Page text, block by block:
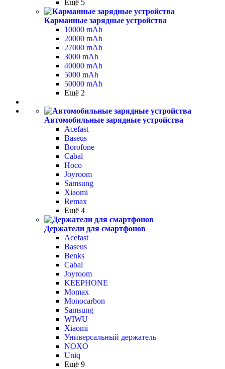
Ещё 5
Карманные зарядные устройства
10000 mAh
20000 mAh
27000 mAh
3000 mAh
40000 mAh
5000 mAh
50000 mAh
Ещё 2
Автомобильные зарядные устройства
Acefast
Baseus
Borofone
Cabal
Hoco
Joyroom
Samsung
Xiaomi
Remax
Ещё 4
Держатели для смартфонов
Acefast
Baseus
Benks
Cabal
Joyroom
KEEPHONE
Momax
Monocarbon
Samsung
WIWU
Xiaomi
Универсальный держатель
NOXO
Uniq
Ещё 9